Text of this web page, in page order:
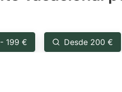
mark
key
199 € Desde 200 €